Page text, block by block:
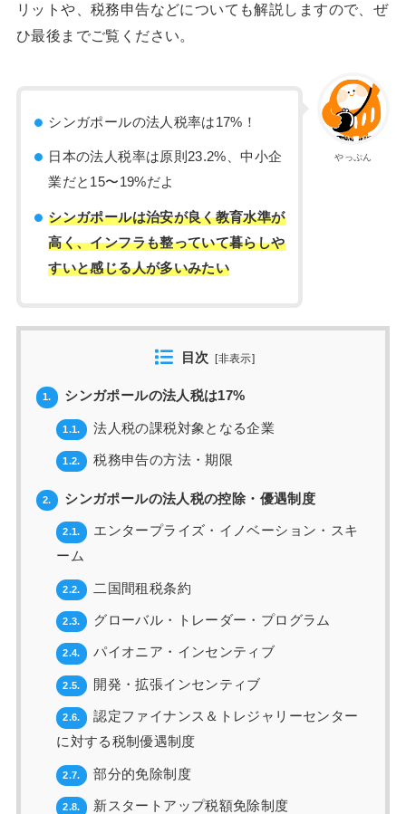
リットや、税務申告などについても解説しますので、ぜ
ひ最後までご覧ください。
やっぷん
シンガポールの法人税率は17%！
日本の法人税率は原則23.2%、中小企
業だと15〜19%だよ
シンガポールは治安が良く教育水準が
高く、インフラも整っていて暮らしや
すいと感じる人が多いみたい
目次 [非表示]
1. シンガポールの法人税は17%
1.1. 法人税の課税対象となる企業
1.2. 税務申告の方法・期限
2. シンガポールの法人税の控除・優遇制度
2.1.
エンタープライズ・イノベーション・スキ
ーム
2.2. 二国間租税条約
2.3. グローバル・トレーダー・プログラム
2.4. パイオニア・インセンティブ
2.5. 開発・拡張インセンティブ
2.6.
認定ファイナンス＆トレジャリーセンター
に対する税制優遇制度
2.7. 部分的免除制度
2.8. 新スタートアップ税額免除制度